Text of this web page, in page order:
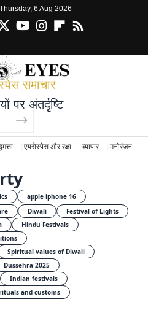
Thursday, 6 Aug 2026
समाचार
पर अंतर्दृष्टि
एयरोस्पेस और रक्षा व्यापार मनोरंजन
apple iphone 16
Diwali
Festival of Lights
Hindu Festivals
Spiritual values of Diwali
Dussehra 2025
Indian festivals
and customs